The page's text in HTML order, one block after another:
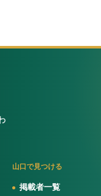
山口で見つける
掲載者一覧